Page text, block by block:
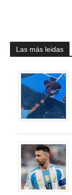
Las más leidas